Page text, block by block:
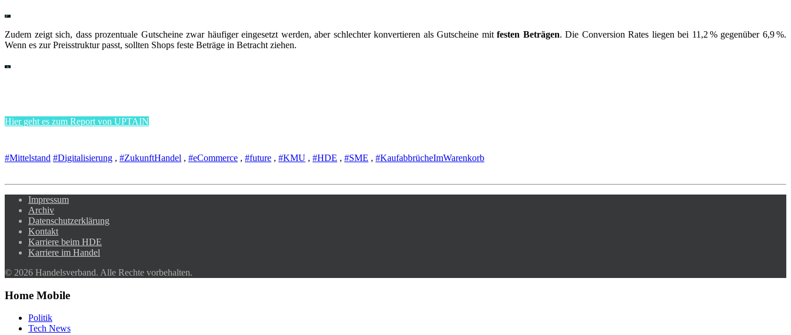
Zudem zeigt sich, dass prozentuale Gutscheine zwar häufiger eingesetzt werden, aber schlechter konvertieren als Gutscheine mitfesten Beträgen. Die Conversion Rates liegen bei 11,2 % gegenüber 6,9 %.
Wenn es zur Preisstruktur passt, sollten Shops feste Beträge in Betracht ziehen.
Hier geht es zum Report von UPTAIN
#Mittelstand #Digitalisierung , #ZukunftHandel , #eCommerce , #future , #KMU , #HDE , #SME , #KaufabbrücheImWarenkorb
Impressum
Archiv
Datenschutzerklärung
Kontakt
Karriere beim HDE
Karriere im Handel
© 2026 Handelsverband. Alle Rechte vorbehalten.
Home Mobile
Politik
Tech News